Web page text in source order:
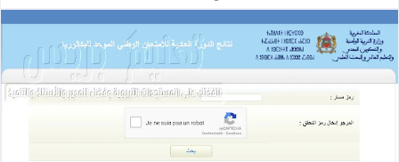
نَتَائِج الدورة الاستدراكية 2021